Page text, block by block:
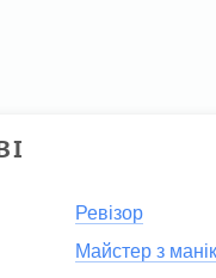
Ревізор
Майстер з